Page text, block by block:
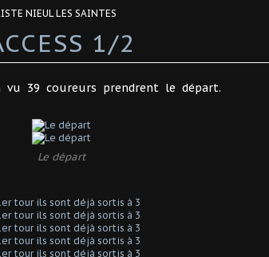
NIEUL LES SAINTES
1/2
39 coureurs prendrent le départ.
Le départ